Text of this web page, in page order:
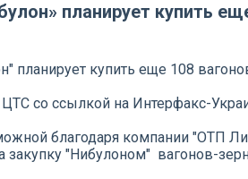
планирует купить
планирует купить еще 108
со ссылкой на Интерфакс-
благодаря компании "ОТП
закупку "Нибулоном" вагонов-